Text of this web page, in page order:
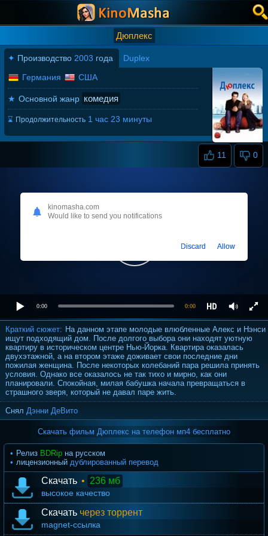
Дюплекс
✦ Производство 2003 года Duplex
11 0
Германия США
★ Основной жанр комедия
⌛ Продолжительность 1 час 23 минуты
0:00 0:00
Краткий сюжет: На данном этапе молодые влюбленные Алекс и Нэнси
ищут подходящий дом. После долгого выбора они находят уютную
квартиру в историческом центре Нью-Йорка. Квартира оказалась
двухэтажной, а на втором этаже доживает свои последние дни
пожилая женщина. После некоторых колебаний пара решила принять
условия. Однако все оказалось не так тихо и мирно, как они
планировали. Спокойная, милая бабушка начала превращаться в
страшного зверя, который не давал паре жить.
Снял Дэнни ДеВито
Скачать фильм Дюплекс на телефон мп4 бесплатно
Релиз BDRip на русском
лицензионный дублированный перевод
Скачать • 236 мб
высокое качество
Скачать через торрент
magnet-ссылка
kinomasha.com
Would like to send you notifications
Discard Allow